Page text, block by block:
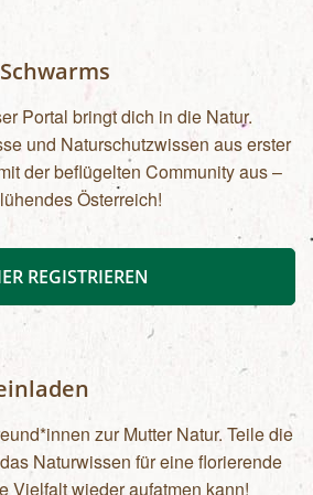
Portal bringt dich in die Natur.
und Naturschutzwissen aus erster
der beflügelten Community aus –
Österreich!
REGISTRIEREN
zur Mutter Natur. Teile die
Naturwissen für eine florierende
Vielfalt wieder aufatmen kann!